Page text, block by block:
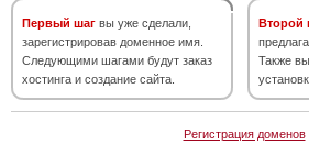
Первый шаг вы уже сделали,
зарегистрировав доменное имя.
Следующими шагами будут заказ
хостинга и создание сайта.
Второй
Также
Регистрация доменов